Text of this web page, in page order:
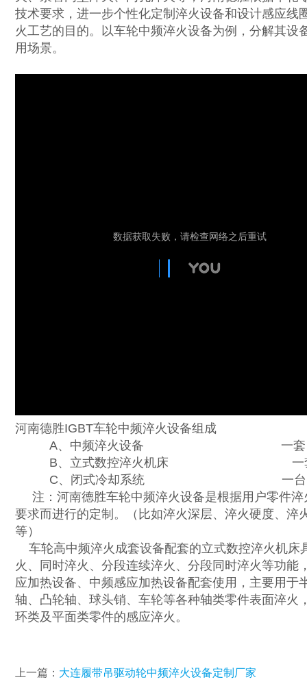
技术要求，进一步个性化定制淬火设备和设计感应线
火工艺的目的。以车轮中频淬火设备为例，分解其设
用场景。
河南德胜IGBT车轮中频淬火设备组成
A、中频淬火设备 一套
B、立式数控淬火机床 一
C、闭式冷却系统 一台
注：河南德胜车轮中频淬火设备是根据用户零件淬
要求而进行的定制。（比如淬火深层、淬火硬度、淬
等）
车轮高中频淬火成套设备配套的立式数控淬火机床
火、同时淬火、分段连续淬火、分段同时淬火等功能
应加热设备、中频感应加热设备配套使用，主要用于
轴、凸轮轴、球头销、车轮等各种轴类零件表面淬火
环类及平面类零件的感应淬火。
上一篇： 大连履带吊驱动轮中频淬火设备定制厂家